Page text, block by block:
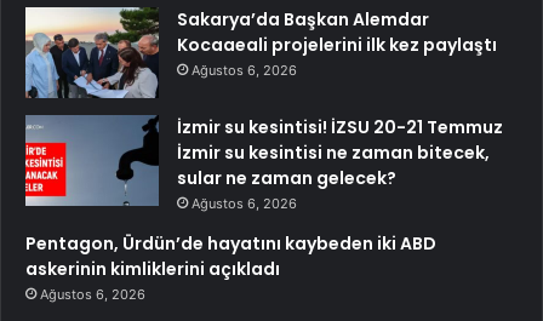
Sakarya’da Başkan Alemdar
Kocaaeali projelerini ilk kez paylaştı
Ağustos 6, 2026
İzmir su kesintisi! İZSU 20-21 Temmuz
İzmir su kesintisi ne zaman bitecek,
sular ne zaman gelecek?
Ağustos 6, 2026
Pentagon, Ürdün’de hayatını kaybeden iki ABD
askerinin kimliklerini açıkladı
Ağustos 6, 2026